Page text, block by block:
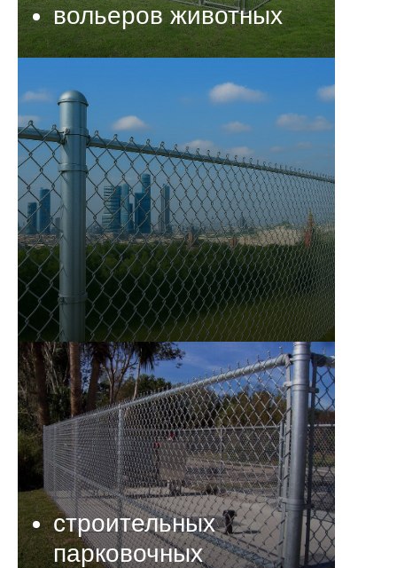
вольеров животных
строительных
парковочных